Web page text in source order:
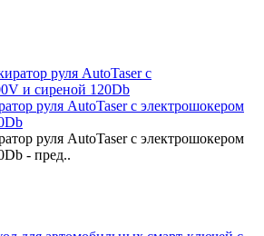
руля AutoTaser с электрошокером
руля AutoTaser с электрошокером
- пред..